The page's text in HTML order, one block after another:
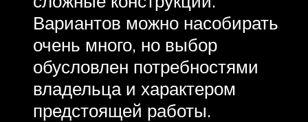
Вариантов можно насобирать
очень много, но выбор
обусловлен потребностями
владельца и характером
предстоящей работы.